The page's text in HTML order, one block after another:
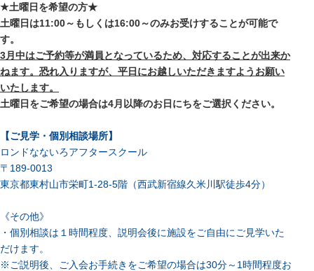
★土曜日を希望の方★
土曜日は11:00～もしくは16:00～のみお受けすることが可能で
す。
3月中はご予約等が満員となっているため、対応することが出来か
ねます。恐れ入りますが、平日にお越しいただきますようお願い
いたします。
土曜日をご希望の場合は4月以降のお日にちをご選択ください。
【ご見学・個別相談場所】
ロンドなないろアフタースクール
〒189-0013
東京都東村山市栄町1-28-5階（西武新宿線久米川駅徒歩4分）
《その他》
・個別相談は１時間程度、説明会後に施設をご自由にご見学いた
だけます。
※ご説明後、ご入会お手続きをご希望の場合は30分～1時間程度お